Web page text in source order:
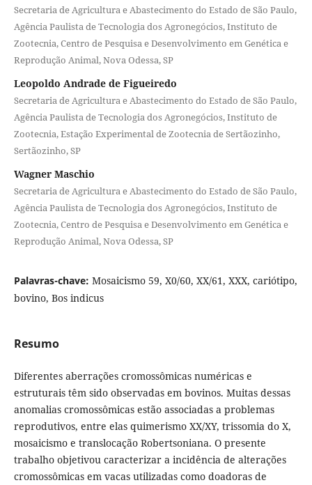
Secretaria de Agricultura e Abastecimento do Estado de São Paulo,
Agência Paulista de Tecnologia dos Agronegócios, Instituto de
Zootecnia, Centro de Pesquisa e Desenvolvimento em Genética e
Reprodução Animal, Nova Odessa, SP
Leopoldo Andrade de Figueiredo
Secretaria de Agricultura e Abastecimento do Estado de São Paulo,
Agência Paulista de Tecnologia dos Agronegócios, Instituto de
Zootecnia, Estação Experimental de Zootecnia de Sertãozinho,
Sertãozinho, SP
Wagner Maschio
Secretaria de Agricultura e Abastecimento do Estado de São Paulo,
Agência Paulista de Tecnologia dos Agronegócios, Instituto de
Zootecnia, Centro de Pesquisa e Desenvolvimento em Genética e
Reprodução Animal, Nova Odessa, SP
Palavras-chave: Mosaicismo 59, X0/60, XX/61, XXX, cariótipo,
bovino, Bos indicus
Resumo
Diferentes aberrações cromossômicas numéricas e
estruturais têm sido observadas em bovinos. Muitas dessas
anomalias cromossômicas estão associadas a problemas
reprodutivos, entre elas quimerismo XX/XY, trissomia do X,
mosaicismo e translocação Robertsoniana. O presente
trabalho objetivou caracterizar a incidência de alterações
cromossômicas em vacas utilizadas como doadoras de